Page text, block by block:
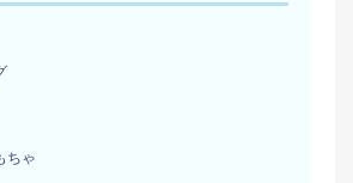
ちゃ